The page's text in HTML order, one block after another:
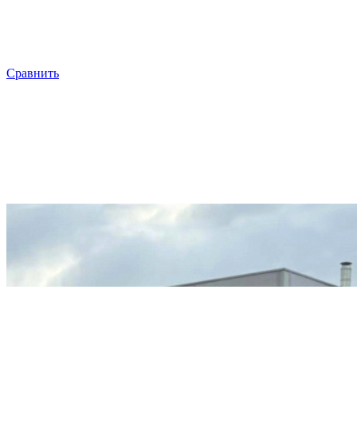
Сравнить